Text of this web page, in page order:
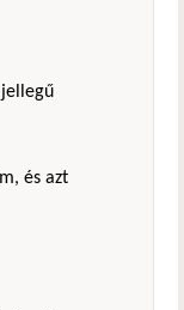
és azt